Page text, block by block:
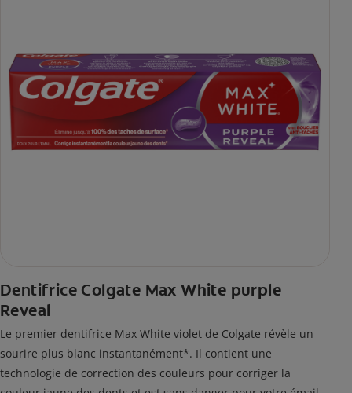
Dentifrice Colgate Max White purple
Reveal
Le premier dentifrice Max White violet de Colgate révèle un
sourire plus blanc instantanément*. Il contient une
technologie de correction des couleurs pour corriger la